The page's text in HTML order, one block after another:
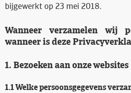
bijgewerkt op 23 mei 2018.
Wanneer verzamelen wij
wanneer is deze
1. Bezoeken aan onze websites
1.1 Welke persoonsgegevens